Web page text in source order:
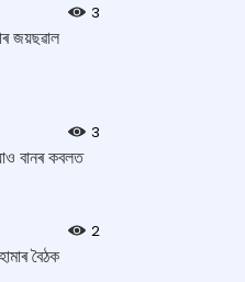
3
জয়ছৱাল
3
বানৰ কবলত
2
বৈঠক